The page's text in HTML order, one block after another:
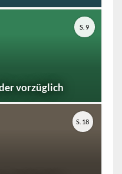
vorzüglich
S. 9
S. 18